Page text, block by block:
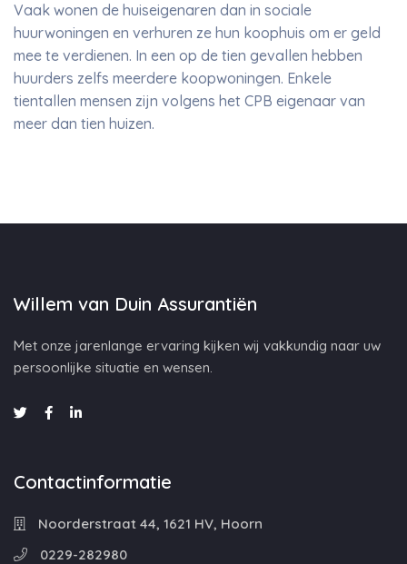
Vaak wonen de huiseigenaren dan in sociale
huurwoningen en verhuren ze hun koophuis om er geld
mee te verdienen. In een op de tien gevallen hebben
huurders zelfs meerdere koopwoningen. Enkele
tientallen mensen zijn volgens het CPB eigenaar van
meer dan tien huizen.
Willem van Duin Assurantiën
Met onze jarenlange ervaring kijken wij vakkundig naar uw
persoonlijke situatie en wensen.
Contactinformatie
Noorderstraat 44, 1621 HV, Hoorn
0229-282980